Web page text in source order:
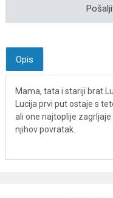
Opis
Mama, tata i stariji brat
Lucija prvi put ostaje s
ali one najtoplije
njihov povratak.